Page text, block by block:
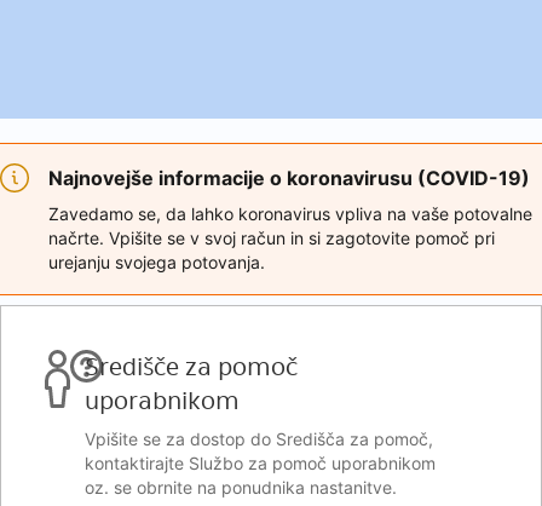
Najnovejše informacije o koronavirusu (COVID-19)
Zavedamo se, da lahko koronavirus vpliva na vaše potovalne
načrte. Vpišite se v svoj račun in si zagotovite pomoč pri
urejanju svojega potovanja.
Središče za pomoč
uporabnikom
Vpišite se za dostop do Središča za pomoč,
kontaktirajte Službo za pomoč uporabnikom
oz. se obrnite na ponudnika nastanitve.